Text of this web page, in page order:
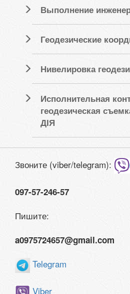
Выполнение
Геодезические
Нивелировка
Исполнительная
геодезическая
ДІЯ
Звоните (viber/telegram):
097-57-246-57
Пишите:
a0975724657@gmail.com
Telegram
Viber